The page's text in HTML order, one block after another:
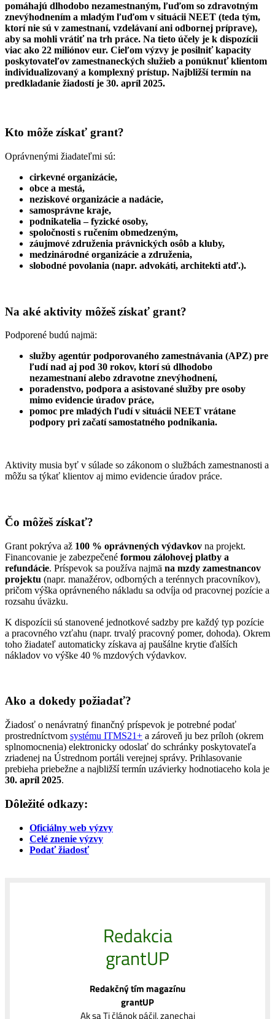
pomáhajú dlhodobo nezamestnaným, ľuďom so zdravotným
znevýhodnením a mladým ľuďom v situácii NEET (teda tým,
ktorí nie sú v zamestnaní, vzdelávaní ani odbornej príprave),
aby sa mohli vrátiť na trh práce. Na tieto účely je k dispozícii
viac ako 22 miliónov eur. Cieľom výzvy je posilniť kapacity
poskytovateľov zamestnaneckých služieb a ponúknuť klientom
individualizovaný a komplexný prístup. Najbližší termín na
predkladanie žiadostí je 30. apríl 2025.
Kto môže získať grant?
Oprávnenými žiadateľmi sú:
cirkevné organizácie,
obce a mestá,
neziskové organizácie a nadácie,
samosprávne kraje,
podnikatelia – fyzické osoby,
spoločnosti s ručením obmedzeným,
záujmové združenia právnických osôb a kluby,
medzinárodné organizácie a združenia,
slobodné povolania (napr. advokáti, architekti atď.).
Na aké aktivity môžeš získať grant?
Podporené budú najmä:
služby agentúr podporovaného zamestnávania (APZ) pre
ľudí nad aj pod 30 rokov, ktorí sú dlhodobo
nezamestnaní alebo zdravotne znevýhodnení,
poradenstvo, podpora a asistované služby pre osoby
mimo evidencie úradov práce,
pomoc pre mladých ľudí v situácii NEET vrátane
podpory pri začatí samostatného podnikania.
Aktivity musia byť v súlade so zákonom o službách zamestnanosti a
môžu sa týkať klientov aj mimo evidencie úradov práce.
Čo môžeš získať?
Grant pokrýva až 100 % oprávnených výdavkov na projekt.
Financovanie je zabezpečené formou zálohovej platby a
refundácie. Príspevok sa používa najmä na mzdy zamestnancov
projektu (napr. manažérov, odborných a terénnych pracovníkov),
pričom výška oprávneného nákladu sa odvíja od pracovnej pozície a
rozsahu úväzku.
K dispozícii sú stanovené jednotkové sadzby pre každý typ pozície
a pracovného vzťahu (napr. trvalý pracovný pomer, dohoda). Okrem
toho žiadateľ automaticky získava aj paušálne krytie ďalších
nákladov vo výške 40 % mzdových výdavkov.
Ako a dokedy požiadať?
Žiadosť o nenávratný finančný príspevok je potrebné podať
prostredníctvom systému ITMS21+ a zároveň ju bez príloh (okrem
splnomocnenia) elektronicky odoslať do schránky poskytovateľa
zriadenej na Ústrednom portáli verejnej správy. Prihlasovanie
prebieha priebežne a najbližší termín uzávierky hodnotiaceho kola je
30. apríl 2025.
Dôležité odkazy:
Oficiálny web výzvy
Celé znenie výzvy
Podať žiadosť
Redakcia
grantUP
Redakčný tím magazínu
grantUP
Ak sa Ti článok páčil, zanechaj